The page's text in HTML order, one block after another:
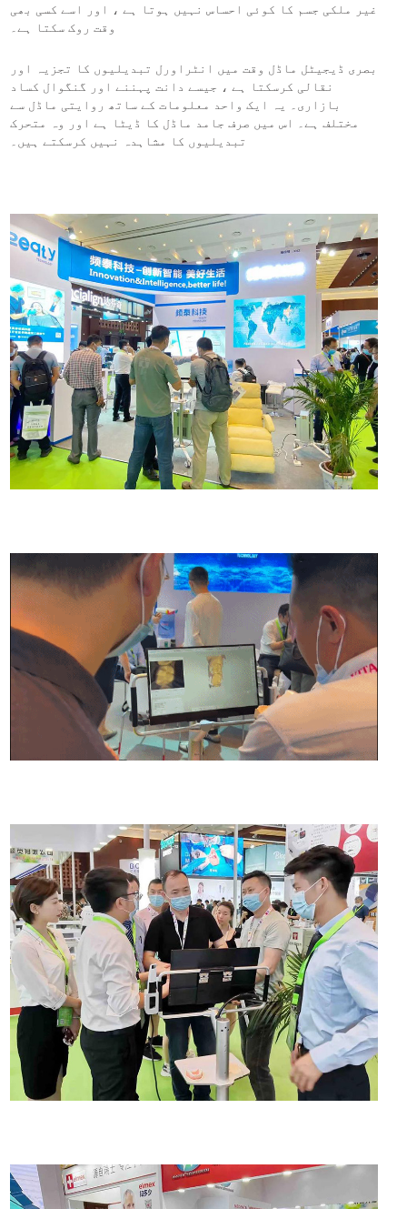
غیر ملکی جسم کا کوئی احساس نہیں ہوتا ہے ، اور اسے کسی بھی
وقت روک سکتا ہے۔
بصری ڈیجیٹل ماڈل وقت میں انٹراورل تبدیلیوں کا تجزیہ اور
نقالی کرسکتا ہے ، جیسے دانت پہننے اور گنگوال کساد
بازاری۔ یہ ایک واحد معلومات کے ساتھ روایتی ماڈل سے
مختلف ہے۔ اس میں صرف جامد ماڈل کا ڈیٹا ہے اور وہ متحرک
تبدیلیوں کا مشاہدہ نہیں کرسکتے ہیں۔